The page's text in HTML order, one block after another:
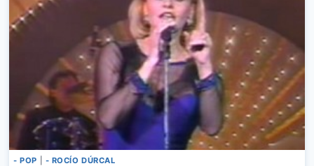
- POP - ROCÍO DÚRCAL